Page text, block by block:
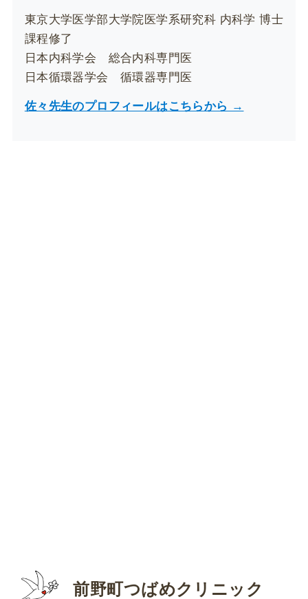
東京大学医学部大学院医学系研究科 内科学 博士
課程修了
日本内科学会 総合内科専門医
日本循環器学会 循環器専門医
佐々先生のプロフィールはこちらから →
前野町つばめクリニック